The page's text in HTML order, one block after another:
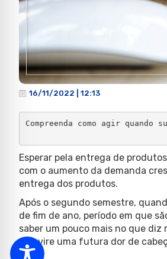
16/11/2022 | 12:13
Compreenda como agir quando
Esperar pela entrega de
com o aumento da demanda
entrega dos produtos.
Após o segundo semestre,
de fim de ano, período em que
saber um pouco mais no que
não vire uma futura dor de